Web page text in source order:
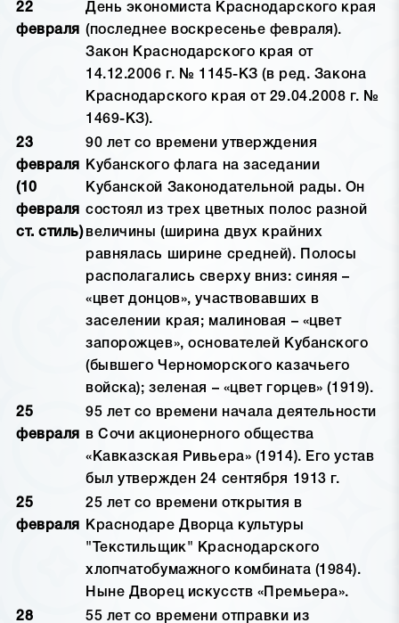
22
февраля
День экономиста Краснодарского края
(последнее воскресенье февраля).
Закон Краснодарского края от
14.12.2006 г. № 1145-КЗ (в ред. Закона
Краснодарского края от 29.04.2008 г. №
1469-КЗ).
23
февраля
(10
февраля
ст. стиль)
90 лет со времени утверждения
Кубанского флага на заседании
Кубанской Законодательной рады. Он
состоял из трех цветных полос разной
величины (ширина двух крайних
равнялась ширине средней). Полосы
располагались сверху вниз: синяя –
«цвет донцов», участвовавших в
заселении края; малиновая – «цвет
запорожцев», основателей Кубанского
(бывшего Черноморского казачьего
войска); зеленая – «цвет горцев» (1919).
25
февраля
95 лет со времени начала деятельности
в Сочи акционерного общества
«Кавказская Ривьера» (1914). Его устав
был утвержден 24 сентября 1913 г.
25
февраля
25 лет со времени открытия в
Краснодаре Дворца культуры
"Текстильщик" Краснодарского
хлопчатобумажного комбината (1984).
Ныне Дворец искусств «Премьера».
28
55 лет со времени отправки из